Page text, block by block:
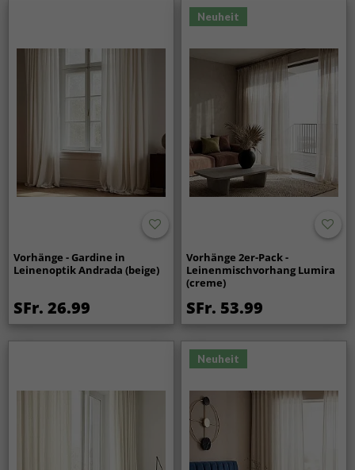
Vorhänge - Gardine in
Leinenoptik Andrada (beige)
SFr. 26.99
Neuheit
Vorhänge 2er-Pack -
Leinenmischvorhang Lumira
(creme)
SFr. 53.99
Neuheit